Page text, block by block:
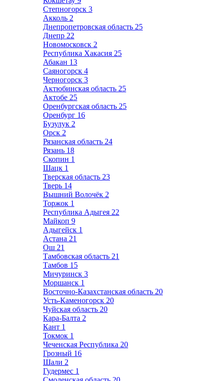
Степногорск 3
Акколь 2
Днепропетровская область 25
Днепр 22
Новомосковск 2
Республика Хакасия 25
Абакан 13
Саяногорск 4
Черногорск 3
Актюбинская область 25
Актобе 25
Оренбургская область 25
Оренбург 16
Бузулук 2
Орск 2
Рязанская область 24
Рязань 18
Скопин 1
Шацк 1
Тверская область 23
Тверь 14
Вышний Волочёк 2
Торжок 1
Республика Адыгея 22
Майкоп 9
Адыгейск 1
Астана 21
Ош 21
Тамбовская область 21
Тамбов 15
Мичуринск 3
Моршанск 1
Восточно-Казахстанская область 20
Усть-Каменогорск 20
Чуйская область 20
Кара-Балта 2
Кант 1
Токмок 1
Чеченская Республика 20
Грозный 16
Шали 2
Гудермес 1